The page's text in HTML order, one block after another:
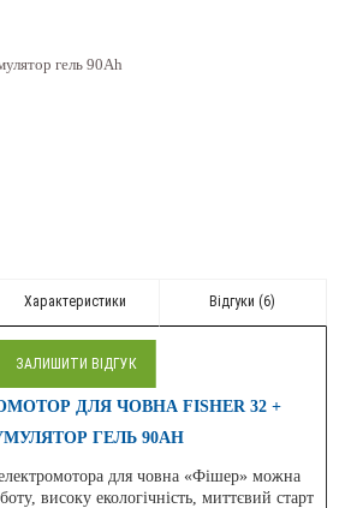
гель 90Ah
ЗАЛИШИТИ ВІДГУК
Характеристики Відгуки (6)
ДЛЯ ЧОВНА FISHER 32 +
ГЕЛЬ 90AH
для човна «Фішер» можна
високу екологічність, миттєвий старт